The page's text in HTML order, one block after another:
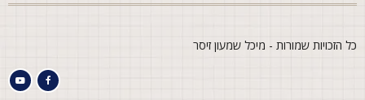
הזכויות שמורות - מיכל שמעון זיסר